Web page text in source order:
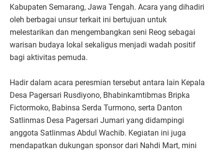
Kabupaten Semarang, Jawa Tengah. Acara yang dihadiri
oleh berbagai unsur terkait ini bertujuan untuk
melestarikan dan mengembangkan seni Reog sebagai
warisan budaya lokal sekaligus menjadi wadah positif
bagi aktivitas pemuda.
Hadir dalam acara peresmian tersebut antara lain Kepala
Desa Pagersari Rusdiyono, Bhabinkamtibmas Bripka
Fictormoko, Babinsa Serda Turmono, serta Danton
Satlinmas Desa Pagersari Jumari yang didampingi
anggota Satlinmas Abdul Wachib. Kegiatan ini juga
mendapatkan dukungan sponsor dari Nahdi Mart, mini